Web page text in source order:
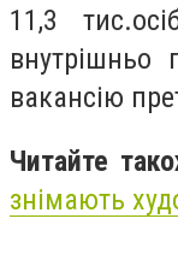
11,3
внутрішньо
вакансію
Читайте
знімають